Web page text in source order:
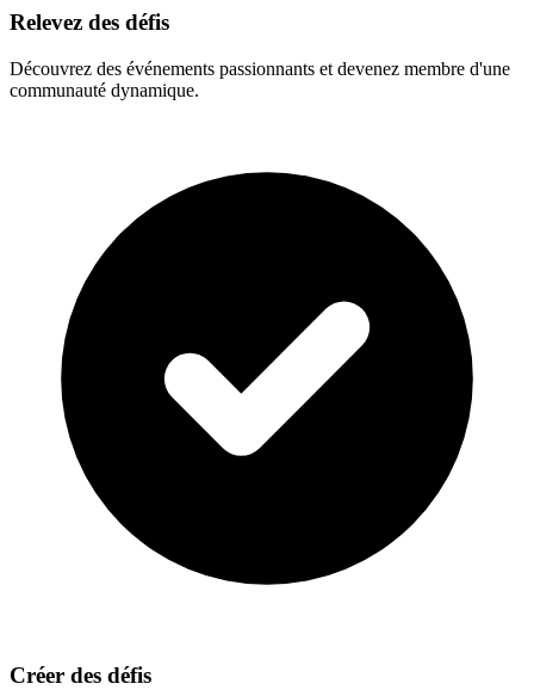
Relevez des défis
Découvrez des événements passionnants et devenez membre d'une
communauté dynamique.
Créer des défis